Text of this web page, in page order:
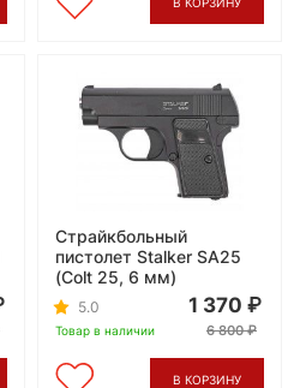
Страйкбольный
пистолет Stalker SA25
(Colt 25, 6 мм)
5.0
Товар в наличии
1 370
6 800
В КОРЗИНУ